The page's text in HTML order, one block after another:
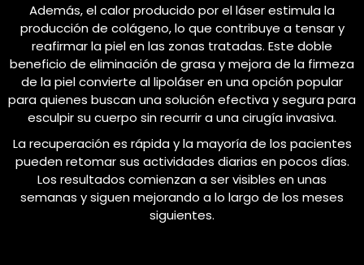
Además, el calor producido por el láser estimula la
producción de colágeno, lo que contribuye a tensar y
reafirmar la piel en las zonas tratadas. Este doble
beneficio de eliminación de grasa y mejora de la firmeza
de la piel convierte al lipoláser en una opción popular
para quienes buscan una solución efectiva y segura para
esculpir su cuerpo sin recurrir a una cirugía invasiva.
La recuperación es rápida y la mayoría de los pacientes
pueden retomar sus actividades diarias en pocos días.
Los resultados comienzan a ser visibles en unas
semanas y siguen mejorando a lo largo de los meses
siguientes.